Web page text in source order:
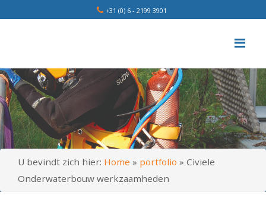
+31 (0) 6 - 2199 3901
U bevindt zich hier: Home » portfolio » Civiele
Onderwaterbouw werkzaamheden